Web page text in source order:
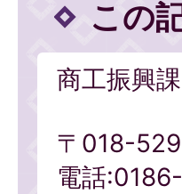
この
商工振興
〒018-
電話